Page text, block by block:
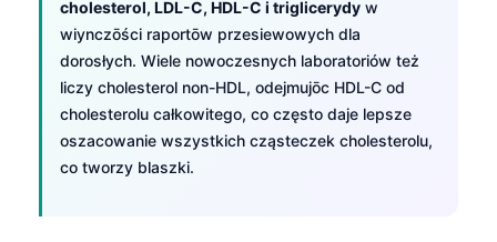
cholesterol, LDL-C, HDL-C i triglicerydy w
wiynczōści raportōw przesiewowych dla
dorosłych. Wiele nowoczesnych laboratoriów też
liczy cholesterol non-HDL, odejmujōc HDL-C od
cholesterolu całkowitego, co często daje lepsze
oszacowanie wszystkich cząsteczek cholesterolu,
co tworzy blaszki.